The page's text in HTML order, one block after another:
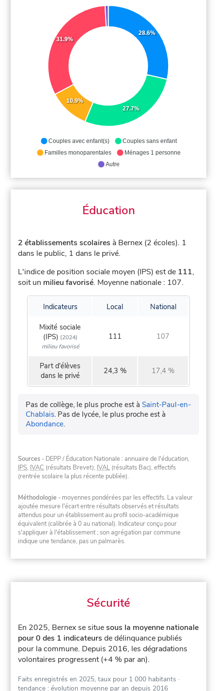
28.6%
27.7%
10.9%
31.9%
Couples avec enfant(s)
Couples sans enfant
Familles monoparentales
Ménages 1 personne
Autre
Éducation
2 établissements scolaires à Bernex (2 écoles). 1
dans le public, 1 dans le privé.
L'indice de position sociale moyen (IPS) est de 111,
soit un milieu favorisé. Moyenne nationale : 107.
Indicateurs Local National
Mixité sociale
(IPS) (2024)
milieu favorisé
111 107
Part d'élèves
dans le privé
24,3 % 17,4 %
Pas de collège, le plus proche est àSaint-Paul-en-
Chablais. Pas de lycée, le plus proche est à
Abondance.
Sources - DEPP / Éducation Nationale : annuaire de l'éducation,
IPS, IVAC (résultats Brevet), IVAL (résultats Bac), effectifs
(rentrée scolaire la plus récente publiée).
Méthodologie - moyennes pondérées par les effectifs. La valeur
ajoutée mesure l'écart entre résultats observés et résultats
attendus pour un établissement au profil socio-académique
équivalent (calibrée à 0 au national). Indicateur conçu pour
s'appliquer à l'établissement ; son agrégation par commune
indique une tendance, pas un palmarès.
Sécurité
En 2025, Bernex se situesous la moyenne nationale
pour 0 des 1 indicateurs de délinquance publiés
pour la commune. Depuis 2016, les dégradations
volontaires progressent (+4 % par an).
Faits enregistrés en 2025, taux pour 1 000 habitants ·
tendance : évolution moyenne par an depuis 2016